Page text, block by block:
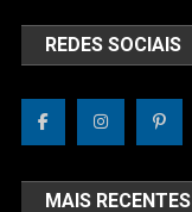
REDES SOCIAIS
MAIS RECENTES